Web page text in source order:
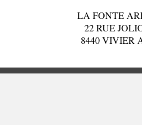
LA FONTE
22 RUE
8440 VIVIER